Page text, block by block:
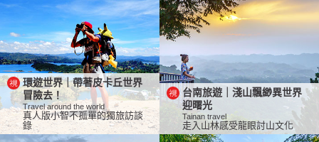
環遊世界｜帶著皮卡丘世界
冒險去！
Travel around the world
真人版小智不孤單的獨旅訪談
錄
台南旅遊｜淺山飄緲異世界
迎曙光
Tainan travel
走入山林感受龍眼討山文化